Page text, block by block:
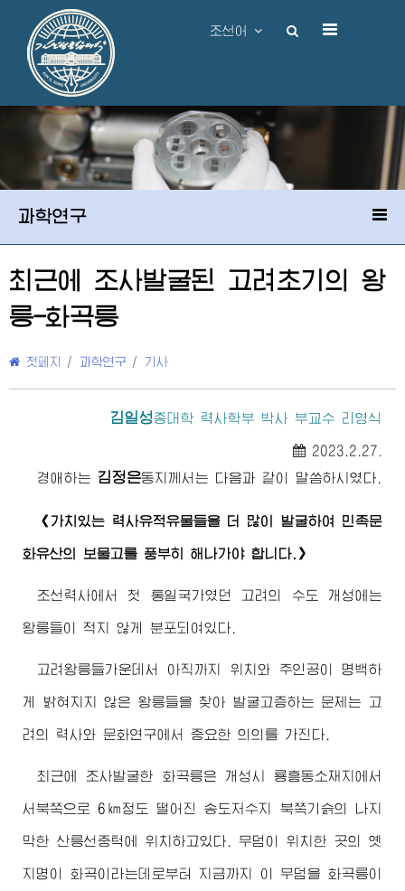
조선어
과학연구
최근에 조사발굴된 고려초기의 왕
릉-화곡릉
첫페지 / 과학연구 / 기사
김일성종대학 력사학부 박사 부교수 리영식
2023.2.27.
경애하는 김정은동지 께서는 다음과 같이 말씀하시였다.
《가치있는 력사유적유물들을 더 많이 발굴하여 민족문
화유산의 보물고를 풍부히 해나가야 합니다.》
조선력사에서 첫 통일국가였던 고려의 수도 개성에는
왕릉들이 적지 않게 분포되여있다.
고려왕릉들가운데서 아직까지 위치와 주인공이 명백하
게 밝혀지지 않은 왕릉들을 찾아 발굴고증하는 문제는 고
려의 력사와 문화연구에서 중요한 의의를 가진다.
최근에 조사발굴한 화곡릉은 개성시 룡흥동소재지에서
서북쪽으로 6㎞정도 떨어진 송도저수지 북쪽기슭의 나지
막한 산릉선중턱에 위치하고있다. 무덤이 위치한 곳의 옛
지명이 화곡이라는데로부터 지금까지 이 무덤을 화곡릉이